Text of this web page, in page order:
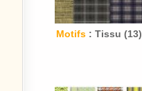
Motifs : Tissu (13)